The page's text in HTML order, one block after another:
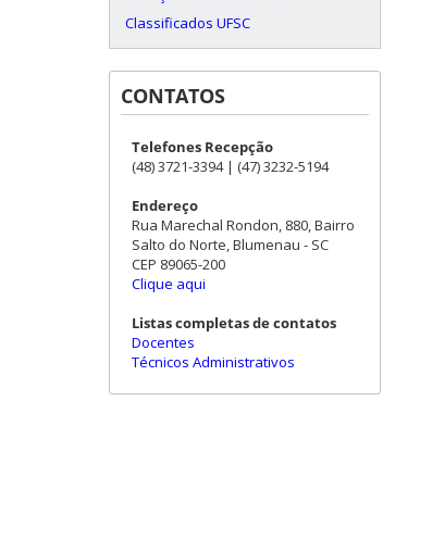
Classificados UFSC
CONTATOS
Telefones Recepção
(48) 3721-3394 | (47) 3232-5194
Endereço
Rua Marechal Rondon, 880, Bairro
Salto do Norte, Blumenau - SC
CEP 89065-200
Clique aqui
Listas completas de contatos
Docentes
Técnicos Administrativos